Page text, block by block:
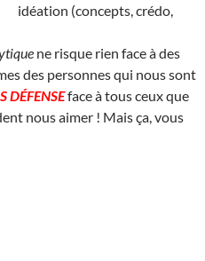
idéation (concepts, crédo,
ne risque rien face à des
des personnes qui nous sont
DÉFENSEface à tous ceux que
nous aimer ! Mais ça, vous